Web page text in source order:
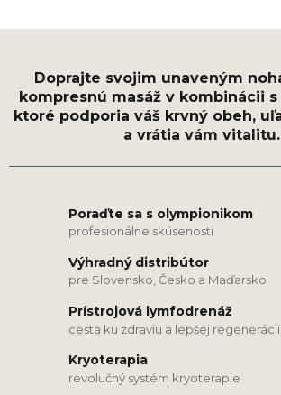
Poraďte sa s olympionikom
profesionálne skúsenosti
Výhradný distribútor
pre Slovensko, Česko a Maďarsko
Prístrojová lymfodrenáž
cesta ku zdraviu a lepšej regenerácii
Kryoterapia
revolučný systém kryoterapie